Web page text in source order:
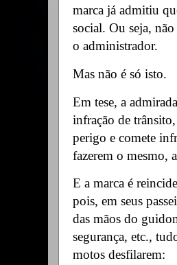
marca já admitiu
social. Ou seja,
o administrador.
Mas não é só isto.
Em tese, a
infração de
perigo e comete
fazerem o mesmo,
E a marca é
pois, em seus
das mãos do
segurança, etc.,
motos desfilarem: